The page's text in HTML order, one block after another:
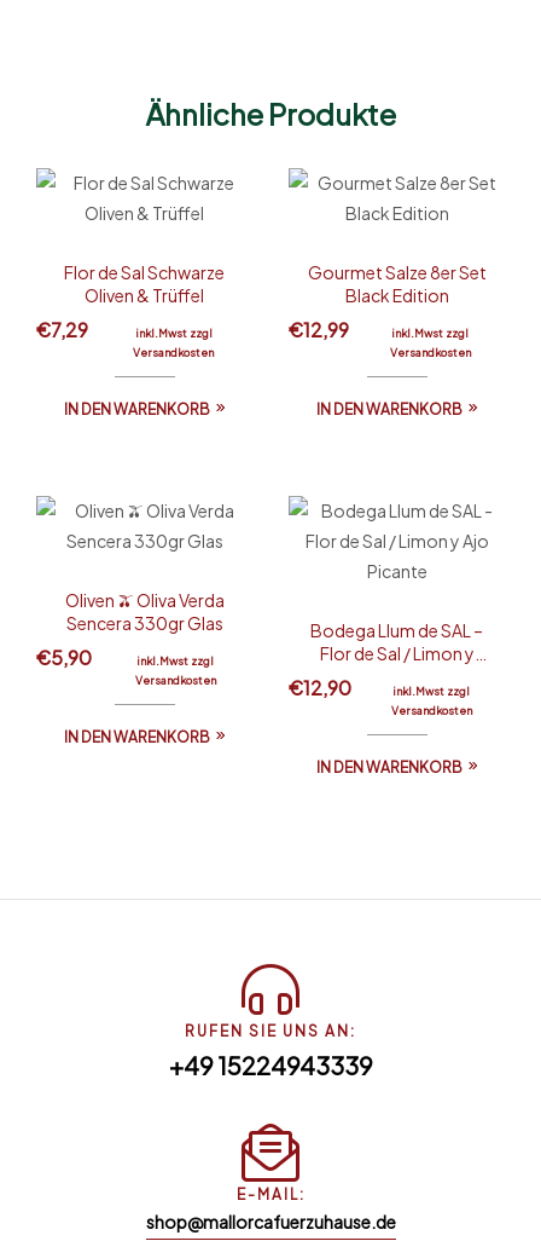
Ähnliche Produkte
Flor de Sal Schwarze
Oliven & Trüffel
€7,29
inkl.Mwst zzgl
Versandkosten
IN DEN WARENKORB
Gourmet Salze 8er Set
Black Edition
€12,99
inkl.Mwst zzgl
Versandkosten
IN DEN WARENKORB
Oliven 🫒 Oliva Verda
Sencera 330gr Glas
€5,90
inkl.Mwst zzgl
Versandkosten
IN DEN WARENKORB
Bodega Llum de SAL –
Flor de Sal / Limon y
€12,90
inkl.Mwst zzgl
Versandkosten
IN DEN WARENKORB
RUFEN SIE UNS AN:
+49 15224943339
E-MAIL:
shop@mallorcafuerzuhause.de